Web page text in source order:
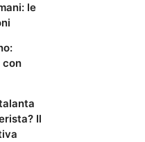
le
con
Il